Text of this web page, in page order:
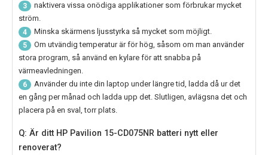
3
naktivera vissa onödiga applikationer som förbrukar mycket
ström.
4 Minska skärmens ljusstyrka så mycket som möjligt.
5
Om utvändig temperatur är för hög, såsom om man använder
stora program, så använd en kylare för att snabba på
värmeavledningen.
6
Använder du inte din laptop under längre tid, ladda då ur det
en gång per månad och ladda upp det. Slutligen, avlägsna det och
placera på en sval, torr plats.
Q: Är ditt HP Pavilion 15-CD075NR batteri nytt eller
renoverat?